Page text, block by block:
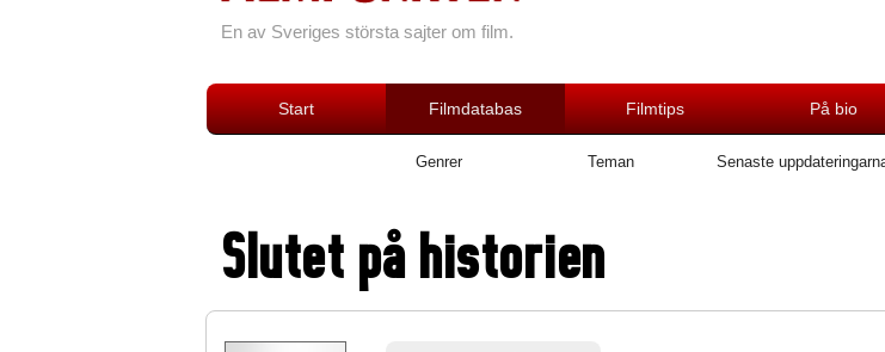
En av Sveriges största sajter om film.
Start Filmdatabas Filmtips På bio
Genrer Teman Senaste
Slutet på historien